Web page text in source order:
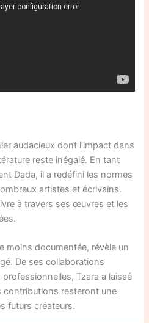
audacieux dont l’impact dans
reste inégalé. En tant
Dada, il a redéfini les normes
artistes et écrivains.
à travers ses œuvres et les
moins documentée, révèle un
De ses collaborations
Tzara a laissé
contributions resteront une
futurs créateurs.